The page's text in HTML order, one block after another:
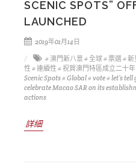
SCENIC SPOTS”
LAUNCHED
2019年01月14日
# 澳門新八景# 全球# 票選# 新
性 # 連續性 # 祝賀澳門特區成立二十年
Scenic Spots# Global# vote# let’s
celebrate Macao SAR on its
actions
詳細